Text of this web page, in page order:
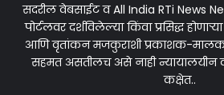
सदरील वेबसाईट व All India RTi News
पोर्टलवर दर्शविलेल्या किंवा प्रसिद्ध
आणि वृतांकन मजकुराशी प्रकाशक-
सहमत असतीलच असे नाही न्यायालयीन
कक्षेत..